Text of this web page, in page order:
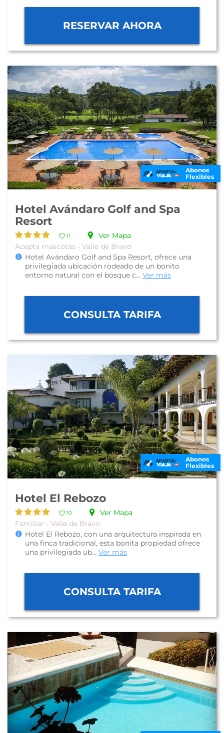
RESERVAR AHORA
Abonos
Flexibles
Hotel Avándaro Golf and Spa
Resort
11
Ver Mapa
Acepta mascotas - Valle de Bravo
Hotel Avándaro Golf and Spa Resort, ofrece una
privilegiada ubicación rodeado de un bonito
entorno natural con el bosque c... Ver más
CONSULTA TARIFA
Abonos
Flexibles
Hotel El Rebozo
10
Ver Mapa
Familiar - Valle de Bravo
Hotel El Rebozo, con una arquitectura inspirada en
una finca tradicional, esta bonita propiedad ofrece
una privilegiada ub... Ver más
CONSULTA TARIFA